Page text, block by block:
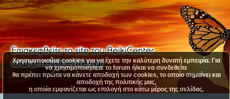
Χρησιμοποιούμε cookies για να έχετε την καλύτερη δυνατή εμπειρία. Για
να χρησιμοποιήσετε το forum ή/και να συνδεθείτε
θα πρέπει πρώτα να κάνετε αποδοχή των cookies, το οποίο σημαίνει και
αποδοχή της πολιτικής μας,
η οποία εμφανίζεται ως επιλογή στο κάτω μέρος της σελίδας.